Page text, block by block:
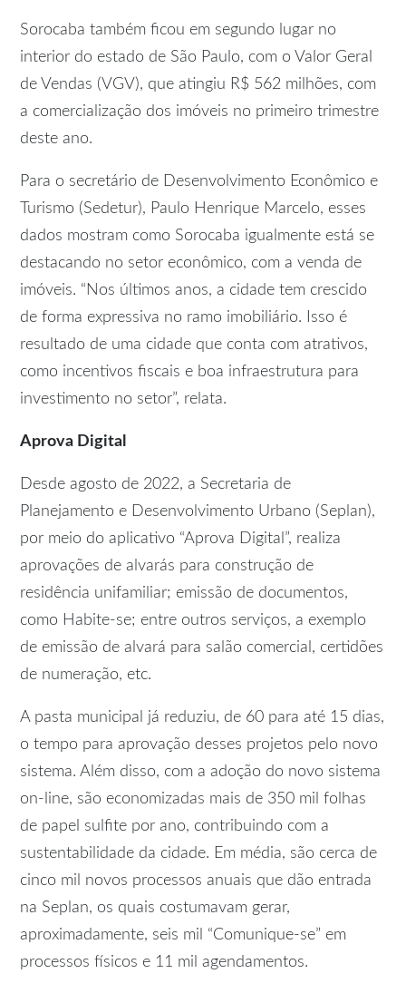
Sorocaba também ficou em segundo lugar no
interior do estado de São Paulo, com o Valor Geral
de Vendas (VGV), que atingiu R$ 562 milhões, com
a comercialização dos imóveis no primeiro trimestre
deste ano.
Para o secretário de Desenvolvimento Econômico e
Turismo (Sedetur), Paulo Henrique Marcelo, esses
dados mostram como Sorocaba igualmente está se
destacando no setor econômico, com a venda de
imóveis. “Nos últimos anos, a cidade tem crescido
de forma expressiva no ramo imobiliário. Isso é
resultado de uma cidade que conta com atrativos,
como incentivos fiscais e boa infraestrutura para
investimento no setor”, relata.
Aprova Digital
Desde agosto de 2022, a Secretaria de
Planejamento e Desenvolvimento Urbano (Seplan),
por meio do aplicativo “Aprova Digital”, realiza
aprovações de alvarás para construção de
residência unifamiliar; emissão de documentos,
como Habite-se; entre outros serviços, a exemplo
de emissão de alvará para salão comercial, certidões
de numeração, etc.
A pasta municipal já reduziu, de 60 para até 15 dias,
o tempo para aprovação desses projetos pelo novo
sistema. Além disso, com a adoção do novo sistema
on-line, são economizadas mais de 350 mil folhas
de papel sulfite por ano, contribuindo com a
sustentabilidade da cidade. Em média, são cerca de
cinco mil novos processos anuais que dão entrada
na Seplan, os quais costumavam gerar,
aproximadamente, seis mil “Comunique-se” em
processos físicos e 11 mil agendamentos.